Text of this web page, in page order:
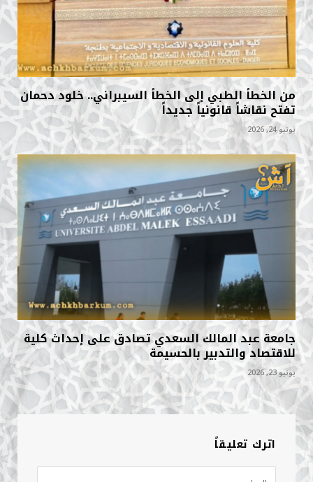
من الخطأ الطبي إلى الخطأ السيبراني.. خلود دحمان
تفتح نقاشاً قانونياً جديداً
يونيو 24, 2026
جامعة عبد المالك السعدي تصادق على إحداث كلية
للاقتصاد والتدبير بالحسيمة
يونيو 23, 2026
اترك تعليقاً